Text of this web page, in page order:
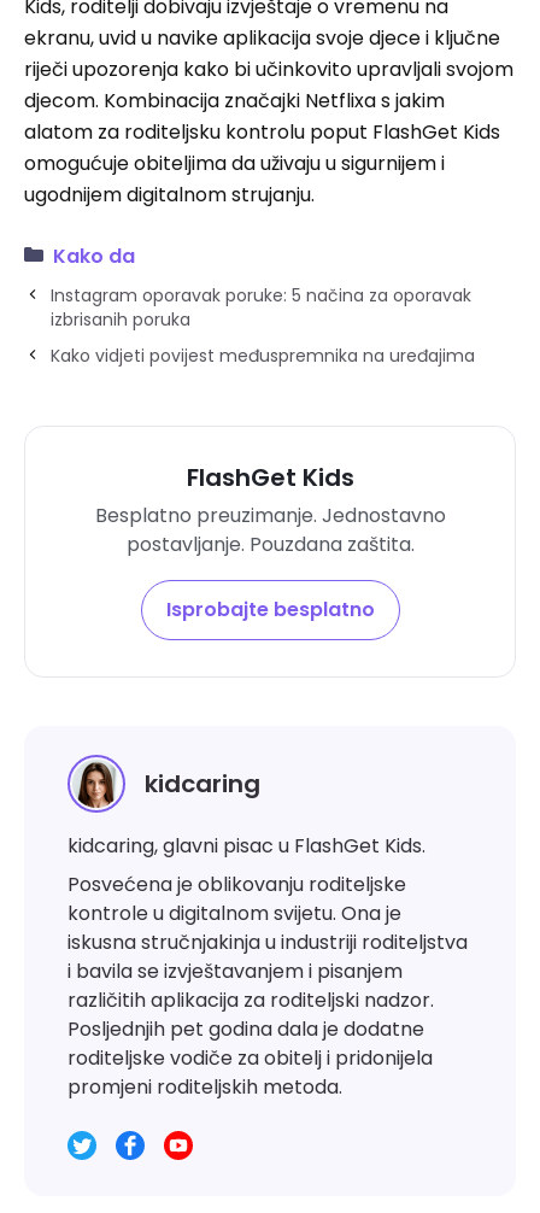
Kids, roditelji dobivaju izvještaje o vremenu na
ekranu, uvid u navike aplikacija svoje djece i ključne
riječi upozorenja kako bi učinkovito upravljali svojom
djecom. Kombinacija značajki Netflixa s jakim
alatom za roditeljsku kontrolu poput FlashGet Kids
omogućuje obiteljima da uživaju u sigurnijem i
ugodnijem digitalnom strujanju.
Kako da
Instagram oporavak poruke: 5 načina za oporavak
izbrisanih poruka
Kako vidjeti povijest međuspremnika na uređajima
FlashGet Kids
Besplatno preuzimanje. Jednostavno
postavljanje. Pouzdana zaštita.
Isprobajte besplatno
kidcaring
kidcaring, glavni pisac u FlashGet Kids.
Posvećena je oblikovanju roditeljske
kontrole u digitalnom svijetu. Ona je
iskusna stručnjakinja u industriji roditeljstva
i bavila se izvještavanjem i pisanjem
različitih aplikacija za roditeljski nadzor.
Posljednjih pet godina dala je dodatne
roditeljske vodiče za obitelj i pridonijela
promjeni roditeljskih metoda.